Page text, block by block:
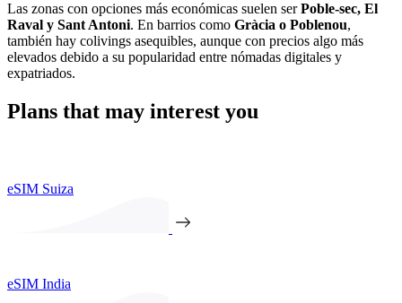
Las zonas con opciones más económicas suelen serPoble-sec, El
Raval y Sant Antoni. En barrios como Gràcia o Poblenou,
también hay colivings asequibles, aunque con precios algo más
elevados debido a su popularidad entre nómadas digitales y
expatriados.
Plans that may interest you
eSIM Suiza
eSIM India